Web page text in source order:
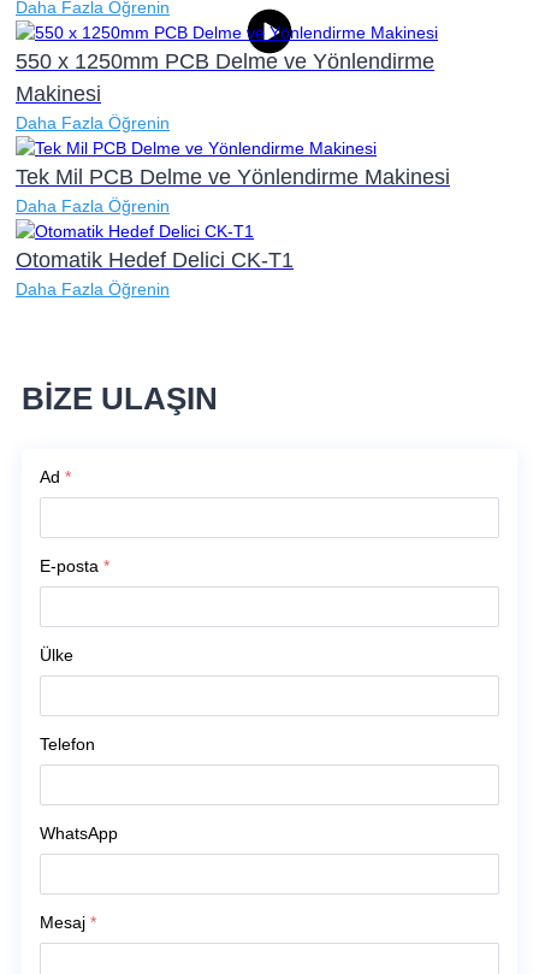
Daha Fazla Öğrenin
550 x 1250mm PCB Delme ve Yönlendirme
Makinesi
Daha Fazla Öğrenin
Tek Mil PCB Delme ve Yönlendirme Makinesi
Daha Fazla Öğrenin
Otomatik Hedef Delici CK-T1
Daha Fazla Öğrenin
BİZE ULAŞIN
Ad *
E-posta *
Ülke
Telefon
WhatsApp
Mesaj *